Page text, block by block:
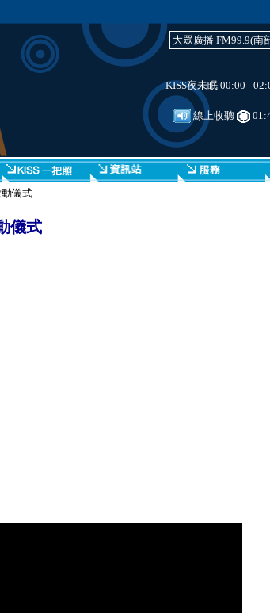
大眾廣播 FM99.9(南
KISS夜未眠 00:00 -
線上收聽
儀式
儀式